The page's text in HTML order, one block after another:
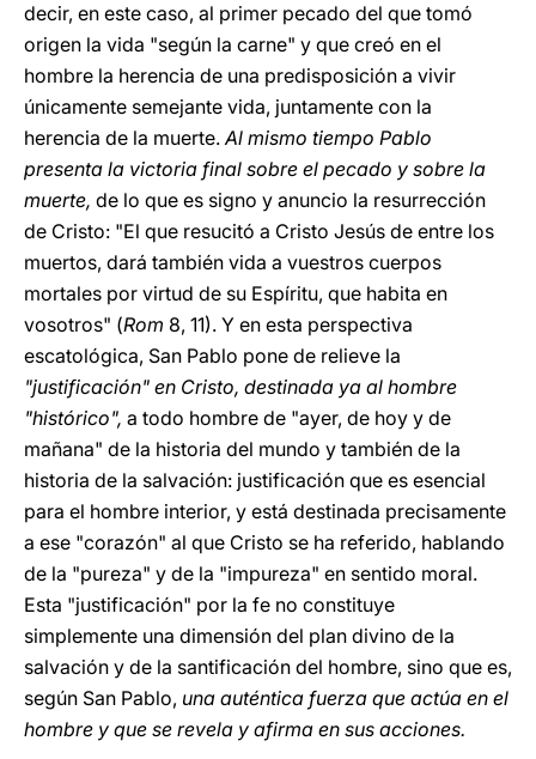
decir, en este caso, al primer pecado del que tomó
origen la vida "según la carne" y que creó en el
hombre la herencia de una predisposición a vivir
únicamente semejante vida, juntamente con la
herencia de la muerte.Al mismo tiempo Pablo
presenta la victoria final sobre el pecado y sobre la
muerte, de lo que es signo y anuncio la resurrección
de Cristo: "El que resucitó a Cristo Jesús de entre los
muertos, dará también vida a vuestros cuerpos
mortales por virtud de su Espíritu, que habita en
vosotros" (Rom 8, 11). Y en esta perspectiva
escatológica, San Pablo pone de relieve la
"justificación" en Cristo, destinada ya al hombre
"histórico", a todo hombre de "ayer, de hoy y de
mañana" de la historia del mundo y también de la
historia de la salvación: justificación que es esencial
para el hombre interior, y está destinada precisamente
a ese "corazón" al que Cristo se ha referido, hablando
de la "pureza" y de la "impureza" en sentido moral.
Esta "justificación" por la fe no constituye
simplemente una dimensión del plan divino de la
salvación y de la santificación del hombre, sino que es,
según San Pablo, una auténtica fuerza que actúa en el
hombre y que se revela y afirma en sus acciones.